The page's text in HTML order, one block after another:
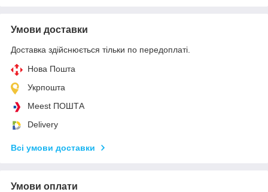
Умови доставки
Доставка здійснюється тільки по передоплаті.
Нова Пошта
Укрпошта
Meest ПОШТА
Delivery
Всі умови доставки
Умови оплати